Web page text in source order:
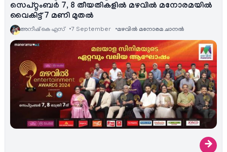
സെപ്റ്റംബർ 7, 8 തീയതികളിൽ മഴവിൽ മനോരമയിൽ
വൈകിട്ട് 7 മണി മുതൽ
അനീഷ്‌ കെ എസ് 7 September മഴവിൽ മനോരമ ചാനല്‍
→